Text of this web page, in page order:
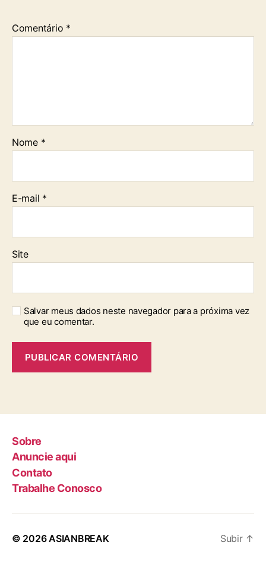
Comentário *
Nome *
E-mail *
Site
Salvar meus dados neste navegador para a próxima vez
que eu comentar.
Sobre
Anuncie aqui
Contato
Trabalhe Conosco
© 2026ASIANBREAK Subir ↑